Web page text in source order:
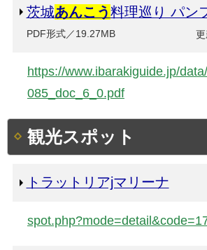
茨城あんこう料理巡り パン
PDF形式／19.27MB
https://www.ibarakiguide.jp/
085_doc_6_0.pdf
観光スポット
トラットリアjマリーナ